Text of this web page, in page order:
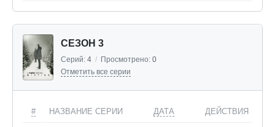
СЕЗОН 3
Серий: 4 / Просмотрено: 0
Отметить все серии
# НАЗВАНИЕ СЕРИИ ДАТА ДЕЙСТВИЯ